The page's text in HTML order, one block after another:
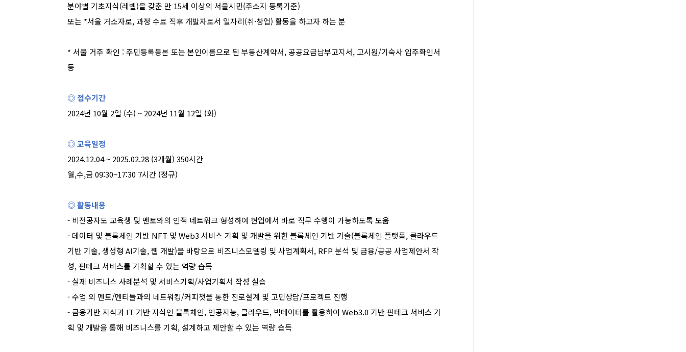
분야별 기초지식(레벨)을 갖춘 만 15세 이상의 서울시민(주소지 등록기준)
또는 *서울 거소자로, 과정 수료 직후 개발자로서 일자리(취·창업) 활동을 하고자 하는 분
* 서울 거주 확인 : 주민등록등본 또는 본인이름으로 된 부동산계약서,공공요금납부고지서, 고시원/기숙사 입주확인서
등
◎ 접수기간
2024년 10월 2일 (수) ~ 2024년 11월 12일 (화)
◎ 교육일정
2024.12.04 ~ 2025.02.28 (3개월) 350시간
월,수,금 09:30~17:30 7시간 (정규)
◎ 활동내용
- 비전공자도 교육생 및 멘토와의 인적 네트워크 형성하여 현업에서 바로 직무 수행이 가능하도록 도움
- 데이터 및 블록체인 기반 NFT 및 Web3 서비스 기획 및 개발을 위한 블록체인 기반 기술(블록체인 플랫폼,클라우드
기반 기술,생성형 AI기술,웹 개발)을 바탕으로 비즈니스모델링 및 사업계획서, RFP 분석 및 금융/공공 사업제안서 작
성, 핀테크 서비스를 기획할 수 있는 역량 습득
- 실제 비즈니스 사례분석 및 서비스기획/사업기획서 작성 실습
-수업 외 멘토/멘티들과의 네트워킹/커피챗을 통한 진로설계 및 고민상담/프로젝트 진행
-금융기반 지식과 IT 기반 지식인 블록체인, 인공지능,클라우드, 빅데이터를 활용하여 Web3.0 기반 핀테크 서비스 기
획 및 개발을 통해 비즈니스를 기획,설계하고 제안할 수 있는 역량 습득